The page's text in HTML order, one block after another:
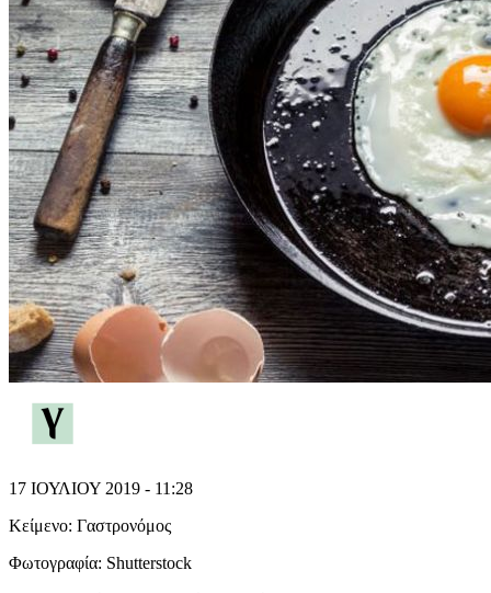
17 ΙΟΥΛΙΟΥ 2019 - 11:28
Κείμενο: Γαστρονόμος
Φωτογραφία: Shutterstock